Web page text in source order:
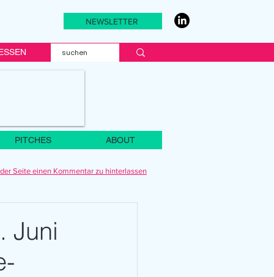
NEWSLETTER
PITCHES ABOUT
Seite einen Kommentar zu hinterlassen
Juni